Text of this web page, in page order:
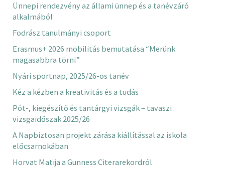
Ünnepi rendezvény az állami ünnep és a tanévzáró
alkalmából
Fodrász tanulmányi csoport
Erasmus+ 2026 mobilitás bemutatása “Merünk
magasabbra törni”
Nyári sportnap, 2025/26-os tanév
Kéz a kézben a kreativitás és a tudás
Pót-, kiegészítő és tantárgyi vizsgák – tavaszi
vizsgaidőszak 2025/26
A Napbiztosan projekt zárása kiállítással az iskola
előcsarnokában
Horvat Matija a Gunness Citerarekordról